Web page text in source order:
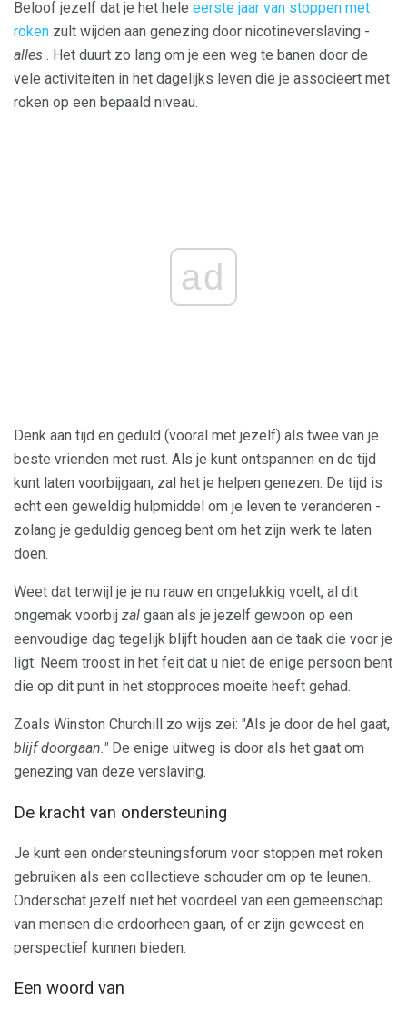
Beloof jezelf dat je het hele eerste jaar van stoppen met
roken zult wijden aan genezing door nicotineverslaving -
alles . Het duurt zo lang om je een weg te banen door de
vele activiteiten in het dagelijks leven die je associeert met
roken op een bepaald niveau.
ad
Denk aan tijd en geduld (vooral met jezelf) als twee van je
beste vrienden met rust. Als je kunt ontspannen en de tijd
kunt laten voorbijgaan, zal het je helpen genezen. De tijd is
echt een geweldig hulpmiddel om je leven te veranderen -
zolang je geduldig genoeg bent om het zijn werk te laten
doen.
Weet dat terwijl je je nu rauw en ongelukkig voelt, al dit
ongemak voorbij zal gaan als je jezelf gewoon op een
eenvoudige dag tegelijk blijft houden aan de taak die voor je
ligt. Neem troost in het feit dat u niet de enige persoon bent
die op dit punt in het stopproces moeite heeft gehad.
Zoals Winston Churchill zo wijs zei: "Als je door de hel gaat,
blijf doorgaan."De enige uitweg is door als het gaat om
genezing van deze verslaving.
De kracht van ondersteuning
Je kunt een ondersteuningsforum voor stoppen met roken
gebruiken als een collectieve schouder om op te leunen.
Onderschat jezelf niet het voordeel van een gemeenschap
van mensen die erdoorheen gaan, of er zijn geweest en
perspectief kunnen bieden.
Een woord van